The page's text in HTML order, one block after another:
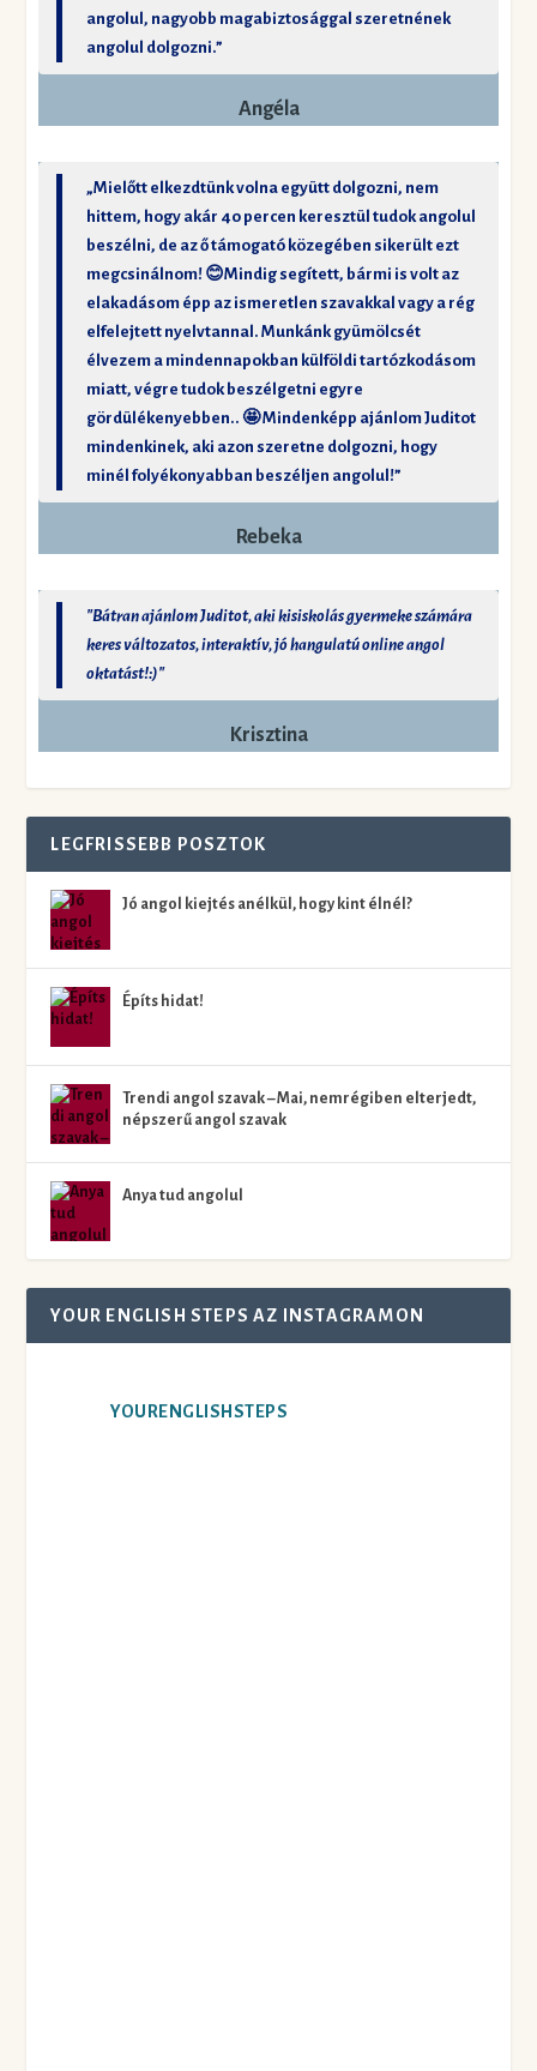
angolul, nagyobb magabiztosággal szeretnének
angolul dolgozni.”
Angéla
„Mielőtt elkezdtünk volna együtt dolgozni, nem
hittem, hogy akár 40 percen keresztül tudok angolul
beszélni, de az ő támogató közegében sikerült ezt
megcsinálnom! 😊Mindig segített, bármi is volt az
elakadásom épp az ismeretlen szavakkal vagy a rég
elfelejtett nyelvtannal. Munkánk gyümölcsét
élvezem a mindennapokban külföldi tartózkodásom
miatt, végre tudok beszélgetni egyre
gördülékenyebben.. 🤩 Mindenképp ajánlom Juditot
mindenkinek, aki azon szeretne dolgozni, hogy
minél folyékonyabban beszéljen angolul!”
Rebeka
"Bátran ajánlom Juditot, aki kisiskolás gyermeke számára
keres változatos, interaktív, jó hangulatú online angol
oktatást!:)"
Krisztina
LEGFRISSEBB POSZTOK
Jó angol kiejtés anélkül, hogy kint élnél?
Építs hidat!
Trendi angol szavak – Mai, nemrégiben elterjedt,
népszerű angol szavak
Anya tud angolul
YOUR ENGLISH STEPS AZ INSTAGRAMON
YOURENGLISHSTEPS